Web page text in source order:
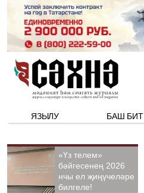
ЯЗЫЛУ БАШ БИТ
«Үз телем»
бәйгесенең 2026
нчы ел җиңүчеләре
билгеле!